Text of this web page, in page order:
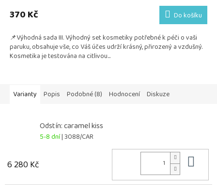
produktu
je
z
5
hvězdiček.
370 Kč Do košíku
📌Výhodná sada III. Výhodný set kosmetiky potřebné k péči o vaši
paruku, obsahuje vše, co Váš účes udrží krásný, přirozený a vzdušný.
Kosmetika je testována na citlivou...
Varianty Popis Podobné (8) Hodnocení Diskuze
Odstín: caramel kiss
5-8 dní| 3088/CAR
6 280 Kč